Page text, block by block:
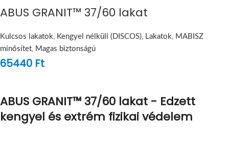
ABUS GRANIT™ 37/60 lakat
Kulcsos lakatok, Kengyel nélküli (DISCOS), Lakatok, MABISZ
minősítet, Magas biztonságú
65440 Ft
ABUS GRANIT™ 37/60 lakat - Edzett
kengyel és extrém fizikai védelem